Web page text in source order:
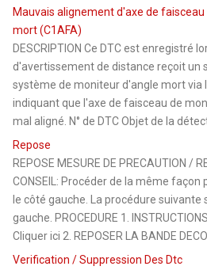
Mauvais alignement d'axe de
mort (C1AFA)
DESCRIPTION Ce DTC est enregistré
d'avertissement de distance reçoit un
système de moniteur d'angle mort via
indiquant que l'axe de faisceau de
mal aligné. N° de DTC Objet de la
Repose
REPOSE MESURE DE PRECAUTION /
CONSEIL: Procéder de la même
le côté gauche. La procédure suivante
gauche. PROCEDURE 1.
Cliquer ici 2. REPOSER LA BANDE
Verification / Suppression Des Dtc